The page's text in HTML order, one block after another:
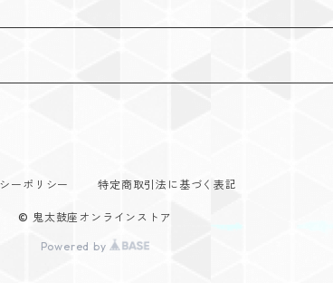
ーポリシー 特定商取引法に基づく表記
© 鬼太鼓座オンラインストア
Powered by